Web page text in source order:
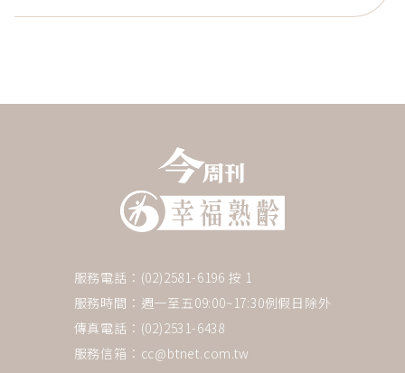
服務電話：(02)2581-6196 按 1
服務時間：週一至五09:00~17:30例假日除外
傳真電話：(02)2531-6438
服務信箱： cc@btnet.com.tw